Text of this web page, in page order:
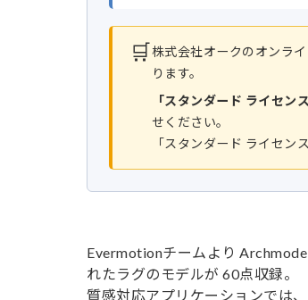
🛒株式会社オークのオンラ
ります。
「スタンダード ライセンス
せください。
「スタンダード ライセン
Evermotionチームより
れたラグのモデルが 60点収録。
質感対応アプリケーションでは